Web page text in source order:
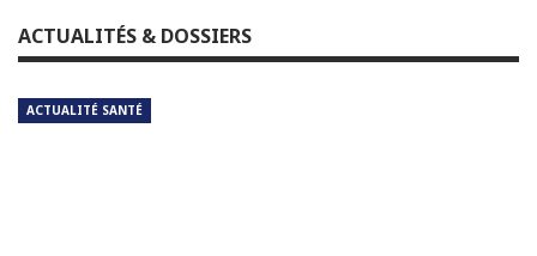
ACTUALITÉS & DOSSIERS
ACTUALITÉ SANTÉ